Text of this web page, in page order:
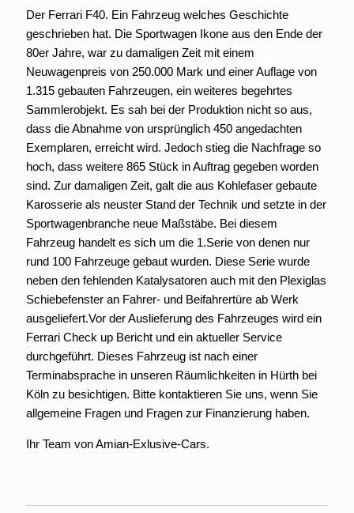
Der Ferrari F40. Ein Fahrzeug welches Geschichte
geschrieben hat. Die Sportwagen Ikone aus den Ende der
80er Jahre, war zu damaligen Zeit mit einem
Neuwagenpreis von 250.000 Mark und einer Auflage von
1.315 gebauten Fahrzeugen, ein weiteres begehrtes
Sammlerobjekt. Es sah bei der Produktion nicht so aus,
dass die Abnahme von ursprünglich 450 angedachten
Exemplaren, erreicht wird. Jedoch stieg die Nachfrage so
hoch, dass weitere 865 Stück in Auftrag gegeben worden
sind. Zur damaligen Zeit, galt die aus Kohlefaser gebaute
Karosserie als neuster Stand der Technik und setzte in der
Sportwagenbranche neue Maßstäbe. Bei diesem
Fahrzeug handelt es sich um die 1.Serie von denen nur
rund 100 Fahrzeuge gebaut wurden. Diese Serie wurde
neben den fehlenden Katalysatoren auch mit den Plexiglas
Schiebefenster an Fahrer- und Beifahrertüre ab Werk
ausgeliefert.Vor der Auslieferung des Fahrzeuges wird ein
Ferrari Check up Bericht und ein aktueller Service
durchgeführt. Dieses Fahrzeug ist nach einer
Terminabsprache in unseren Räumlichkeiten in Hürth bei
Köln zu besichtigen. Bitte kontaktieren Sie uns, wenn Sie
allgemeine Fragen und Fragen zur Finanzierung haben.
Ihr Team von Amian-Exlusive-Cars.